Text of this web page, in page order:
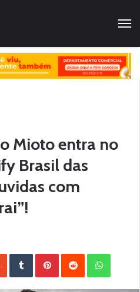
Mioto entra no
Brasil das
com
StumbleUpon Tumblr Pinterest Reddit